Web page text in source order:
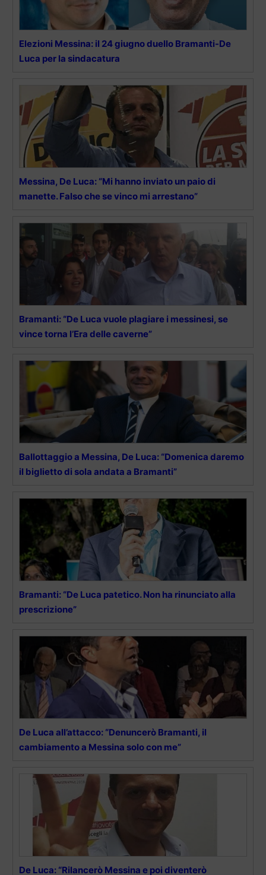
Elezioni Messina: il 24 giugno duello Bramanti-De
Luca per la sindacatura
Messina, De Luca: “Mi hanno inviato un paio di
manette. Falso che se vinco mi arrestano”
Bramanti: “De Luca vuole plagiare i messinesi, se
vince torna l’Era delle caverne”
Ballottaggio a Messina, De Luca: “Domenica daremo
il biglietto di sola andata a Bramanti”
Bramanti: “De Luca patetico. Non ha rinunciato alla
prescrizione”
De Luca all’attacco: “Denuncerò Bramanti, il
cambiamento a Messina solo con me”
De Luca: “Rilancerò Messina e poi diventerò